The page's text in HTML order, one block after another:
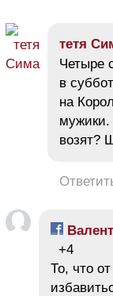
тетя
Четыре
в
на
мужики.
возят?
+4
То, что